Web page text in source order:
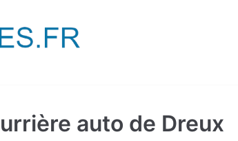
auto de Dreux